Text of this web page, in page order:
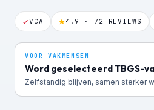
VCA 4.9 · 72 REVIEWS
VOOR VAKMENSEN
Word geselecteerd TBGS-
Zelfstandig blijven, samen sterker